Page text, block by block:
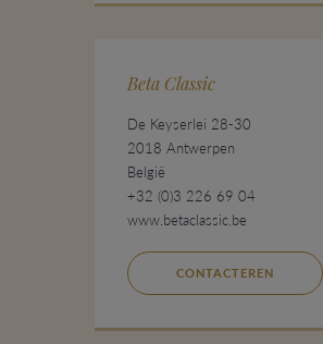
Beta Classic
De Keyserlei 28-30
2018 Antwerpen
België
+32 (0)3 226 69 04
www.betaclassic.be
CONTACTEREN